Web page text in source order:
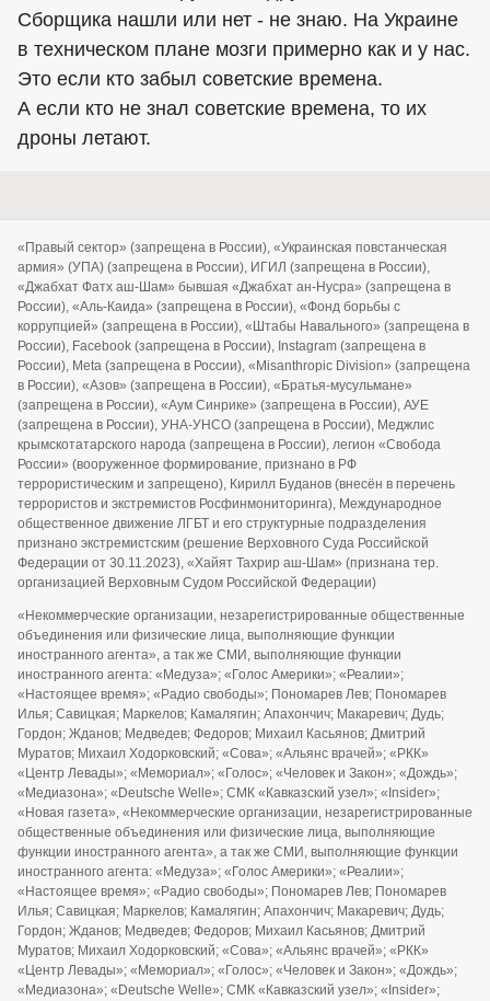
Сборщика нашли или нет - не знаю. На Украине
в техническом плане мозги примерно как и у нас.
Это если кто забыл советские времена.
А если кто не знал советские времена, то их
дроны летают.
«Правый сектор» (запрещена в России), «Украинская повстанческая
армия» (УПА) (запрещена в России), ИГИЛ (запрещена в России),
«Джабхат Фатх аш-Шам» бывшая «Джабхат ан-Нусра» (запрещена в
России), «Аль-Каида» (запрещена в России), «Фонд борьбы с
коррупцией» (запрещена в России), «Штабы Навального» (запрещена в
России), Facebook (запрещена в России), Instagram (запрещена в
России), Meta (запрещена в России), «Misanthropic Division» (запрещена
в России), «Азов» (запрещена в России), «Братья-мусульмане»
(запрещена в России), «Аум Синрике» (запрещена в России), АУЕ
(запрещена в России), УНА-УНСО (запрещена в России), Меджлис
крымскотатарского народа (запрещена в России), легион «Свобода
России» (вооруженное формирование, признано в РФ
террористическим и запрещено), Кирилл Буданов (внесён в перечень
террористов и экстремистов Росфинмониторинга), Международное
общественное движение ЛГБТ и его структурные подразделения
признано экстремистским (решение Верховного Суда Российской
Федерации от 30.11.2023), «Хайят Тахрир аш-Шам» (признана тер.
организацией Верховным Судом Российской Федерации)
«Некоммерческие организации, незарегистрированные общественные
объединения или физические лица, выполняющие функции
иностранного агента», а так же СМИ, выполняющие функции
иностранного агента: «Медуза»; «Голос Америки»; «Реалии»;
«Настоящее время»; «Радио свободы»; Пономарев Лев; Пономарев
Илья; Савицкая; Маркелов; Камалягин; Апахончич; Макаревич; Дудь;
Гордон; Жданов; Медведев; Федоров; Михаил Касьянов; Дмитрий
Муратов; Михаил Ходорковский; «Сова»; «Альянс врачей»; «РКК»
«Центр Левады»; «Мемориал»; «Голос»; «Человек и Закон»; «Дождь»;
«Медиазона»; «Deutsche Welle»; СМК «Кавказский узел»; «Insider»;
«Новая газета», «Некоммерческие организации, незарегистрированные
общественные объединения или физические лица, выполняющие
функции иностранного агента», а так же СМИ, выполняющие функции
иностранного агента: «Медуза»; «Голос Америки»; «Реалии»;
«Настоящее время»; «Радио свободы»; Пономарев Лев; Пономарев
Илья; Савицкая; Маркелов; Камалягин; Апахончич; Макаревич; Дудь;
Гордон; Жданов; Медведев; Федоров; Михаил Касьянов; Дмитрий
Муратов; Михаил Ходорковский; «Сова»; «Альянс врачей»; «РКК»
«Центр Левады»; «Мемориал»; «Голос»; «Человек и Закон»; «Дождь»;
«Медиазона»; «Deutsche Welle»; СМК «Кавказский узел»; «Insider»;